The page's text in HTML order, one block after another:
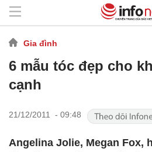
Gia đình
6 mẫu tóc đẹp cho
cạnh
21/12/2011 - 09:48
Angelina Jolie, Megan Fox,